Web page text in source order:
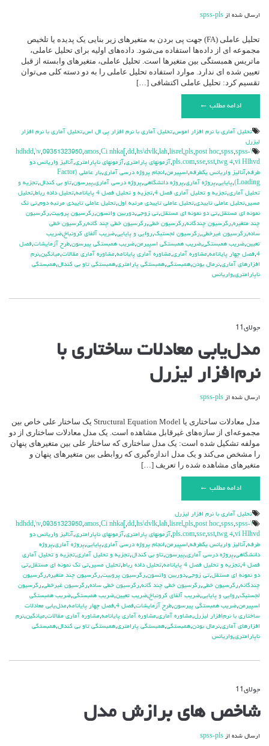
ارسال شده از spss-pls
تحلیل عاملی (FA) جهت پی بردن به متغیرهای زیر بنایی یک پدیده یا تلخیص
مجموعه ای از داده‌ها استفاده می‌شود. داده‌های اولیه برای تحلیل عاملی،
ماتریس همبستگی بین متغیرها است. تحلیل عاملی، متغیرهای وابسته از قبل
تعیین شده ای ندارد. موارد استفاده تحلیل عاملی را به دو دسته کلی می‌توان
تقسیم کرد: تحلیل عاملی اکتشافی […]
ادامه مطلب ←
تحليل آماري با نرم افزار اموس,تحليل آماري با نرم افزار پي ال اس,تحليل آماري با نرم افزار
ليزرل
\hdhdd
,\v,09351323950,amos,Ci nhka[ ,dd,hs\dvlk,lah,lisrel,pls,post hoc,spss,spss-
pls.com,sse,sst,twg 4,vi Hlhvd
,آزمونهاي پارامتري,آزمونهاي ناپارامتري,آناليز واريانس دو
طرفه,آناليز واريانس يکطرفه,اسپيرمن,انجام پروژه درسي آماري,
بار عاملی (Factor
Loading)
,پايايي,پروژه آماري,پروژه دانشگاهي,پروژه درسي آماري,پيرسون,تاو بي کندال,تجزيه و
تحليل آماري,تجزيه و تحليل آماري فصل 4 ,تجزيه و تحليل فصل 4 پايانامه ,تحليل داده رباط,تحليل
مسير ,تحلیل عاملی تاییدی,تحلیل عاملی تاییدی مرتبه اول,تحلیل عاملی تاییدی مرتبه دوم,تي تک
نمونه اي مستقل,تي دو نمونه اي مستقل,تي زوجي,دوربين واتسون,رگرسيون پروبيت,رگرسيون
چند متغيره,رگرسيون چندگانه,رگرسيون خطي,رگرسيون خطي چند گانه,رگرسيون خطي
ساده,رگرسيون غيرخطي,رگرسيون لجستيک,روايي و پايايي,ضريب آلفاي کرونباخ,ضريب
تعيين,ضريب همبستگي,ضريب همبستگي اسپيرمن,ضريب همبستگي پيرسون,طرح آزمايشات,فصل
4
,فصل چهار پايانامه,مشاوره آماري,مشاوره آماري پايانامه,مشاوره آماري مقالات,ميانگين,نرم
افزارهاي آماري,نرمال بودن,همبستگي,همبستگي پارامتري,همبستگي تاو بي کندال,همبستگي
ناپارامتري,واريانس
جولای11
مدل‌یابی
معادلات
ساختاری
با
لیزرل
مدل‌یابی معادلات ساختاری با
نرم‌افزار لیزرل
ارسال شده از spss-pls
مدل معادلات ساختاری یا Structural Equation Model یک ساختار علی خاص بین
مجموعه‌ای از سازه‌های غیرقابل مشاهده است. یک مدل معادلات ساختاری از دو
مولفه تشکیل شده است: یک مدل ساختاری که ساختار علی بین متغیرهای پنهان
را مشخص می‌کند و یک مدل اندازه‌گیری که روابطی بین متغیرهای پنهان و
متغیرهای مشاهده شده را تعریف […]
ادامه مطلب ←
تحليل آماري با نرم افزار ليزرل
\hdhdd
,\v,09351323950,amos,Ci nhka[ ,dd,hs\dvlk,lah,lisrel,pls,post hoc,spss,spss-
pls.com,sse,sst,twg 4,vi Hlhvd
,آزمونهاي پارامتري,آزمونهاي ناپارامتري,آناليز واريانس دو
طرفه,آناليز واريانس يکطرفه,اسپيرمن,انجام پروژه درسي آماري,پايايي,پروژه آماري,پروژه
دانشگاهي,پروژه درسي آماري,پيرسون,تاو بي کندال,تجزيه و تحليل آماري,تجزيه و تحليل آماري
فصل 4
,تجزيه و تحليل فصل 4 پايانامه ,تحليل داده رباط,تحليل مسير ,تي تک نمونه اي مستقل,تي
دو نمونه اي مستقل,تي زوجي,دوربين واتسون,رگرسيون پروبيت,رگرسيون چند متغيره,رگرسيون
چندگانه,رگرسيون خطي,رگرسيون خطي چند گانه,رگرسيون خطي ساده,رگرسيون غيرخطي,رگرسيون
لجستيک,روايي و پايايي,ضريب آلفاي کرونباخ,ضريب تعيين,ضريب همبستگي,ضريب همبستگي
اسپيرمن,ضريب همبستگي پيرسون,طرح آزمايشات,فصل 4 ,فصل چهار پايانامه,مدل‌یابی معادلات
ساختاری با نرم‌افزار لیزرل,مشاوره آماري,مشاوره آماري پايانامه,مشاوره آماري مقالات,ميانگين,نرم
افزارهاي آماري,نرمال بودن,همبستگي,همبستگي پارامتري,همبستگي تاو بي کندال,همبستگي
ناپارامتري,واريانس
جولای11
شاخص
های
مدل
شاخص های برازش مدل
ارسال شده از spss-pls